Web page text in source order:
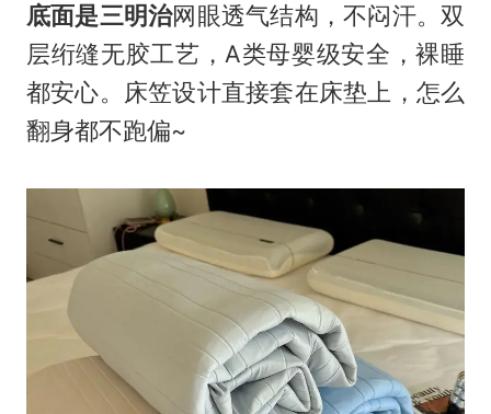
底面是三明治网眼透气结构，不闷汗。双
层绗缝无胶工艺，A类母婴级安全，裸睡
都安心。床笠设计直接套在床垫上，怎么
翻身都不跑偏~